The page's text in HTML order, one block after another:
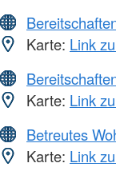
Karte: Link
Karte: Link
Betreutes
Karte: Link